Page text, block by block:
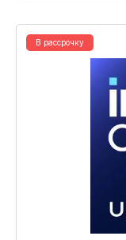
В рассрочку